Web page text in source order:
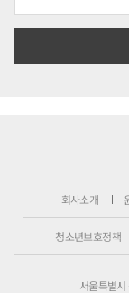
회사소개
청소년보호정책
서울특별